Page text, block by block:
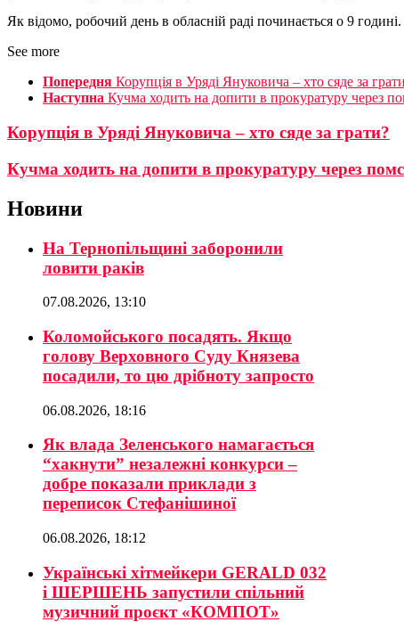
Як відомо, робочий день в обласній раді починається о 9
See more
Попередня Корупція в Уряді Януковича – хто сяде за
Наступна Кучма ходить на допити в прокуратуру через
Корупція в Уряді Януковича – хто сяде за грати?
Кучма ходить на допити в прокуратуру через
Новини
На Тернопільщині заборонили
ловити раків
07.08.2026, 13:10
Коломойського посадять. Якщо
голову Верховного Суду Князева
посадили, то цю дрібноту запросто
06.08.2026, 18:16
Як влада Зеленського намагається
“хакнути” незалежні конкурси –
добре показали приклади з
переписок Стефанішиної
06.08.2026, 18:12
Українські хітмейкери GERALD 032
і ШЕРШЕНЬ запустили спільний
музичний проєкт «КОМПОТ»